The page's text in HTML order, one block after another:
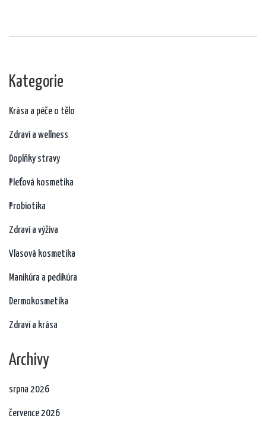
Kategorie
Krása a péče o tělo
Zdraví a wellness
Doplňky stravy
Pleťová kosmetika
Probiotika
Zdraví a výživa
Vlasová kosmetika
Manikúra a pedikúra
Dermokosmetika
Zdraví a krása
Archivy
srpna 2026
července 2026